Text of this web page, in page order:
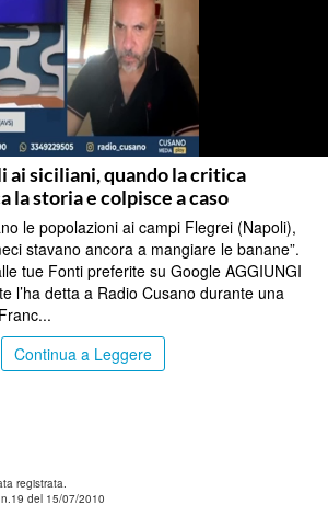
ai siciliani, quando la critica
la storia e colpisce a caso
le popolazioni ai campi Flegrei (Napoli),
stavano ancora a mangiare le banane”.
tue Fonti preferite su Google AGGIUNGI
l’ha detta a Radio Cusano durante una
Continua a Leggere
registrata.
del 15/07/2010